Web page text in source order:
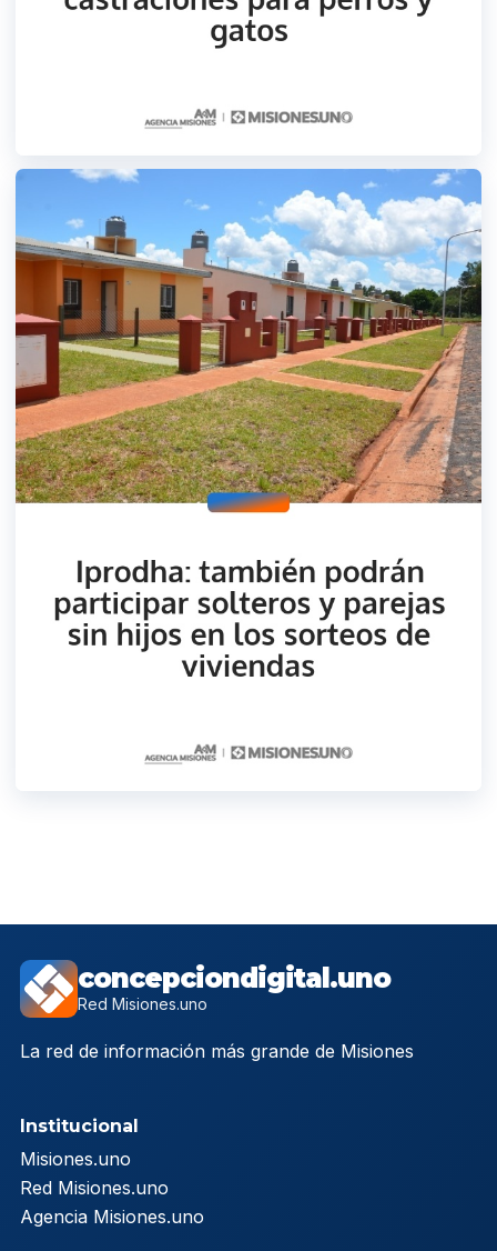
concepciondigital.uno
Red Misiones.uno
La red de información más grande de Misiones
Institucional
Misiones.uno
Red Misiones.uno
Agencia Misiones.uno